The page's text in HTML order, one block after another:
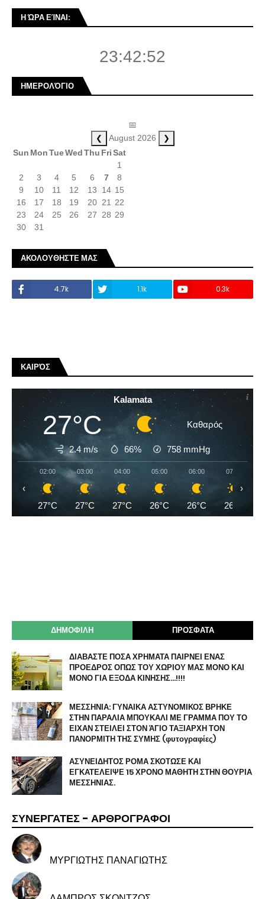
Η ΏΡΑ ΕΊΝΑΙ:
23:42:53
ΗΜΕΡΟΛΌΓΙΟ
📅
❮ August 2026 ❯
Sun MonTueWedThu FriSat
1
2
3 4 5 6 7
8
9
10 11 12 13 14 15
16
17 18 19 20 21
22
23
24 25 26 27 28 29
30
31
ΑΚΟΛΟΥΘΗΣΤΕ ΜΑΣ
4.7k 1.1k 0.3k
ΚΑΙΡΌΣ
Kalamata
27°C Καθαρός
2.4 m/s 66% 758 mmHg
02:00
27°C
03:00
27°C
04:00
27°C
05:00
26°C
06:00
26°C
07:00
26°C
‹ ›
ΔΗΜΟΦΙΛΗ ΠΡΟΣΦΑΤΑ
ΔΙΑΒΑΣΤΕ ΠΟΣΑ ΧΡΗΜΑΤΑ ΠΑΙΡΝΕΙ ΕΝΑΣ
ΠΡΟΕΔΡΟΣ ΟΠΩΣ ΤΟΥ ΧΩΡΙΟΥ ΜΑΣ ΜΟΝΟ ΚΑΙ
ΜΟΝΟ ΓΙΑ ΕΞΟΔΑ ΚΙΝΗΣΗΣ…!!!!
ΜΕΣΣΗΝΙΑ: ΓΥΝΑΙΚΑ ΑΣΤΥΝΟΜΙΚΟΣ ΒΡΗΚΕ
ΣΤΗΝ ΠΑΡΑΛΙΑ ΜΠΟΥΚΑΛΙ ΜΕ ΓΡΑΜΜΑ ΠΟΥ ΤΟ
ΕΙΧΑΝ ΣΤΕΙΛΕΙ ΣΤΟΝ ΆΓΙΟ ΤΑΞΙΑΡΧΗ ΤΟΝ
ΠΑΝΟΡΜΙΤΗ ΤΗΣ ΣΥΜΗΣ (φυτογραφίες)
ΑΣΥΝΕΙΔΗΤΟΣ ΡΟΜΑ ΣΚΟΤΩΣΕ ΚΑΙ
ΕΓΚΑΤΕΛΕΙΨΕ 15 ΧΡΟΝΟ ΜΑΘΗΤΗ ΣΤΗΝ ΘΟΥΡΙΑ
ΜΕΣΣΗΝΙΑΣ.
ΣΥΝΕΡΓΑΤΕΣ - ΑΡΘΡΟΓΡΑΦΟΙ
ΜΥΡΓΙΩΤΗΣ ΠΑΝΑΓΙΩΤΗΣ